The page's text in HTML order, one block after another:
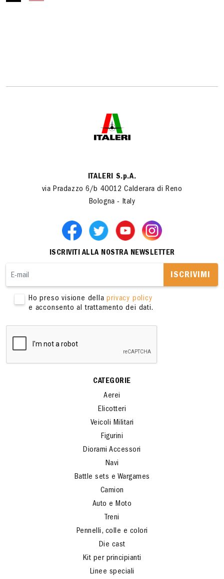
ITALERI S.p.A.
via Pradazzo 6/b 40012 Calderara di Reno
Bologna - Italy
ISCRIVITI ALLA NOSTRA NEWSLETTER
ISCRIVIMI
Ho preso visione dellaprivacy policy
e acconsento al trattamento dei dati.
CATEGORIE
Aerei
Elicotteri
Veicoli Militari
Figurini
Diorami Accessori
Navi
Battle sets e Wargames
Camion
Auto e Moto
Treni
Pennelli, colle e colori
Die cast
Kit per principianti
Linee speciali